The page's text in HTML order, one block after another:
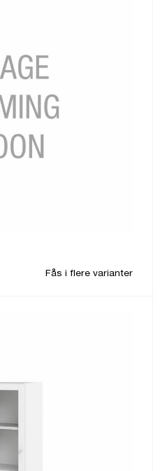
Fås i flere varianter